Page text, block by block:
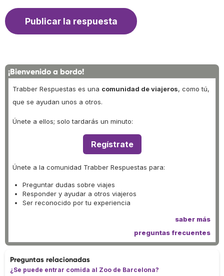
¡Bienvenido a bordo!
Trabber Respuestas es una comunidad de viajeros, como tú,
que se ayudan unos a otros.
Únete a ellos; solo tardarás un minuto:
Regístrate
Únete a la comunidad Trabber Respuestas para:
Preguntar dudas sobre viajes
Responder y ayudar a otros viajeros
Ser reconocido por tu experiencia
saber más
preguntas frecuentes
Preguntas relacionadas
¿Se puede entrar comida al Zoo de Barcelona?